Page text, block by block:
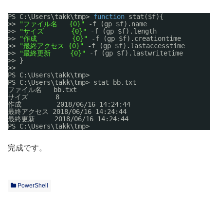
PS C:\Users\takk\tmp> function stat($f){
>>
"ファイル名   {0}"
-f (gp $f).name
>>
"サイズ       {0}"
-f (gp $f).length
>>
"作成         {0}"
-f (gp $f).creationtime
>>
"最終アクセス {0}"
-f (gp $f).lastaccesstime
>>
"最終更新     {0}"
-f (gp $f).lastwritetime
>> }
>>
PS C:\Users\takk\tmp>
PS C:\Users\takk\tmp> stat bb.txt
ファイル名   bb.txt
サイズ       8
作成         2018/06/16 14:24:44
最終アクセス 2018/06/16 14:24:44
最終更新     2018/06/16 14:24:44
PS C:\Users\takk\tmp>
完成です。
PowerShell